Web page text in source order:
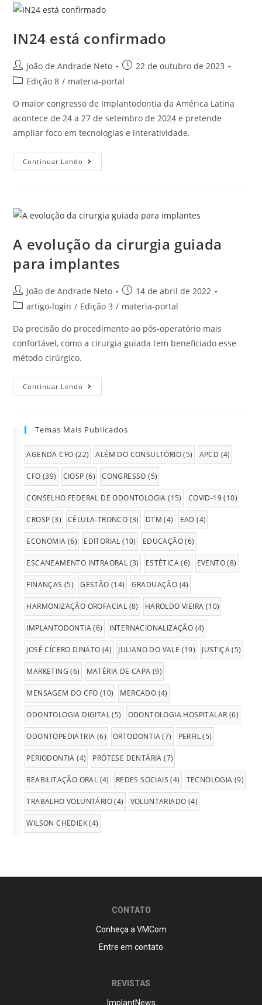
IN24 está confirmado
João de Andrade Neto
22 de outubro de 2023
Edição 8 / materia-portal
O maior congresso de Implantodontia da América Latina
acontece de 24 a 27 de setembro de 2024 e pretende
ampliar foco em tecnologias e interatividade.
Continuar Lendo
A evolução da cirurgia guiada
para implantes
João de Andrade Neto
14 de abril de 2022
artigo-login / Edição 3 / materia-portal
Da precisão do procedimento ao pós-operatório mais
confortável, como a cirurgia guiada tem beneficiado esse
método cirúrgico.
Continuar Lendo
Temas Mais Publicados
AGENDA CFO (22) ALÉM DO CONSULTÓRIO(5) APCD (4)
CFO (39) CIOSP (6) CONGRESSO (5)
CONSELHO FEDERAL DE ODONTOLOGIA (15) COVID-19(10)
CROSP (3) CÉLULA-TRONCO (3) DTM (4) EAD (4)
ECONOMIA (6) EDITORIAL (10) EDUCAÇÃO(6)
ESCANEAMENTO INTRAORAL (3) ESTÉTICA(6) EVENTO(8)
FINANÇAS (5) GESTÃO (14) GRADUAÇÃO (4)
HARMONIZAÇÃO OROFACIAL (8) HAROLDO VIEIRA (10)
IMPLANTODONTIA(6) INTERNACIONALIZAÇÃO (4)
JOSÉ CÍCERO DINATO (4) JULIANO DO VALE (19) JUSTIÇA(5)
MARKETING (6) MATÉRIA DE CAPA (9)
MENSAGEM DO CFO (10) MERCADO (4)
ODONTOLOGIA DIGITAL(5) ODONTOLOGIA HOSPITALAR (6)
ODONTOPEDIATRIA (6) ORTODONTIA(7) PERFIL(5)
PERIODONTIA (4) PRÓTESE DENTÁRIA (7)
REABILITAÇÃO ORAL (4) REDES SOCIAIS (4) TECNOLOGIA (9)
TRABALHO VOLUNTÁRIO(4) VOLUNTARIADO (4)
WILSON CHEDIEK(4)
CONTATO
Conheça a VMCom
Entre em contato
REVISTAS
ImplantNews